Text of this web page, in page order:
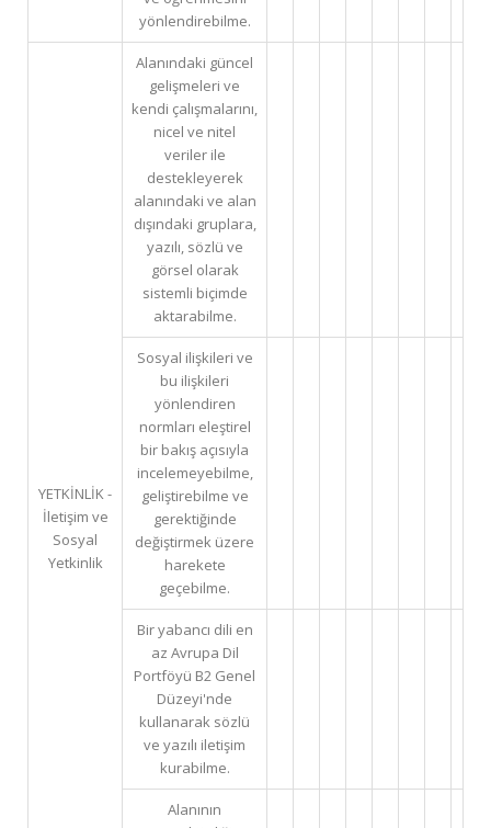
yönlendirebilme.
YETKİNLİK -
İletişim ve
Sosyal
Yetkinlik
Alanındaki güncel
gelişmeleri ve
kendi çalışmalarını,
nicel ve nitel
veriler ile
destekleyerek
alanındaki ve alan
dışındaki gruplara,
yazılı, sözlü ve
görsel olarak
sistemli biçimde
aktarabilme.
Sosyal ilişkileri ve
bu ilişkileri
yönlendiren
normları eleştirel
bir bakış açısıyla
incelemeyebilme,
geliştirebilme ve
gerektiğinde
değiştirmek üzere
harekete
geçebilme.
Bir yabancı dili en
az Avrupa Dil
Portföyü B2 Genel
Düzeyi'nde
kullanarak sözlü
ve yazılı iletişim
kurabilme.
Alanının